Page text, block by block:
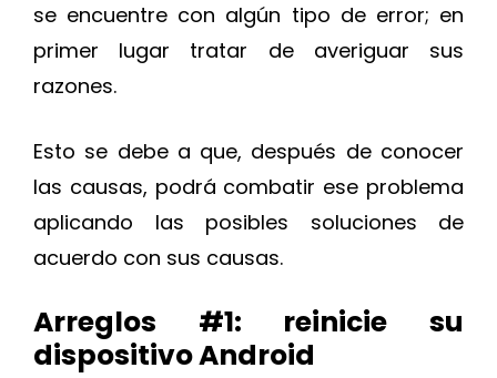
se encuentre con algún tipo de error; en
primer lugar tratar de averiguar sus
razones.
Esto se debe a que, después de conocer
las causas, podrá combatir ese problema
aplicando las posibles soluciones de
acuerdo con sus causas.
Arreglos #1: reinicie su
dispositivo Android